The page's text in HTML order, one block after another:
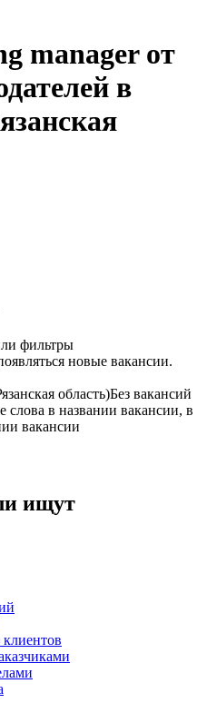
manager от
в
фильтры
новые вакансии.
область)Без вакансий
слова в названии вакансии, в
вакансии
ищут